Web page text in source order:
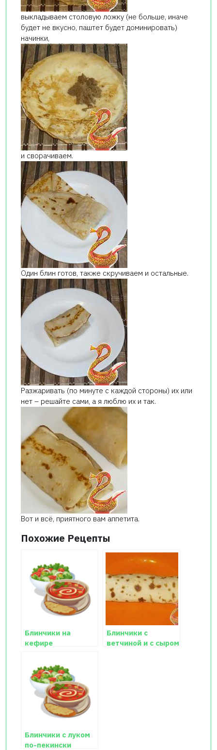
выкладываем столовую ложку (не больше, иначе
будет не вкусно, паштет будет доминировать)
начинки,
и сворачиваем.
Один блин готов, также скручиваем и остальные.
Разжаривать (по минуте с каждой стороны) их или
нет – решайте сами, а я люблю их и так.
Вот и всё, приятного вам аппетита.
Похожие Рецепты
Блинчики на
кефире
Блинчики с
ветчиной и с сыром
Блинчики с луком
по-пекински